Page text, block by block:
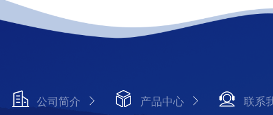
公司简介 产品中心 联系